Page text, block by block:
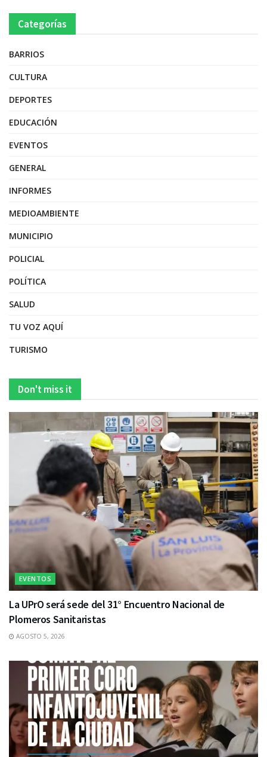
Categorías
BARRIOS
CULTURA
DEPORTES
EDUCACIÓN
EVENTOS
GENERAL
INFORMES
MEDIOAMBIENTE
MUNICIPIO
POLICIAL
POLÍTICA
SALUD
TU VOZ AQUÍ
TURISMO
Don't miss it
EVENTOS
La UPrO será sede del 31° Encuentro Nacional de
Plomeros Sanitaristas
AGOSTO 5, 2026